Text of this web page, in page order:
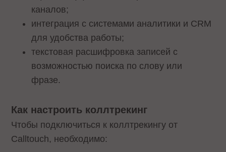
каналов;
интеграция с системами аналитики и CRM
для удобства работы;
текстовая расшифровка записей с
возможностью поиска по слову или
фразе.
Как настроить коллтрекинг
Чтобы подключиться к коллтрекингу от
Calltouch, необходимо: